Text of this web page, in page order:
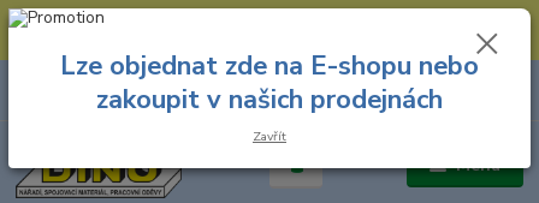
--- Spojovací materiál: 774 431 045 --- Prodejna nářadí: 731 449 423 --
Menu
8.00 hod. - 16.00 hod.
za
Lze objednat zde na E-shopu nebo
zakoupit v našich prodejnách
Zavřít